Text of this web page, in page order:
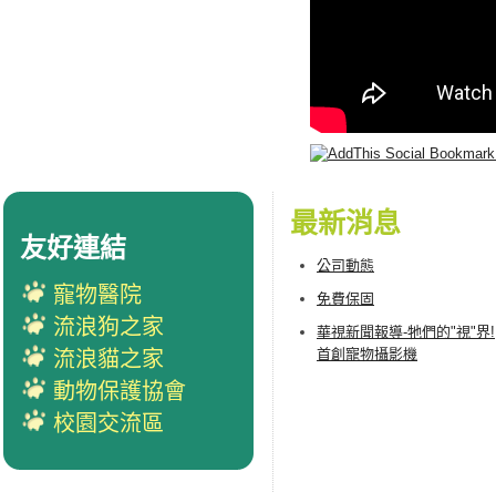
最新消息
公司動態
免費保固
華視新聞報導-牠們的"視"界!
首創寵物攝影機
友好連結
寵物醫院
流浪狗之家
流浪貓之家
動物保護協會
校園交流區